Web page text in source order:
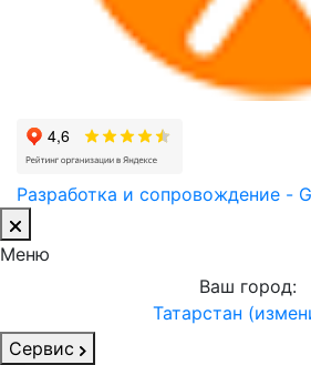
Разработка и сопровождение -
Меню
Ваш город:
Татарстан
Сервис